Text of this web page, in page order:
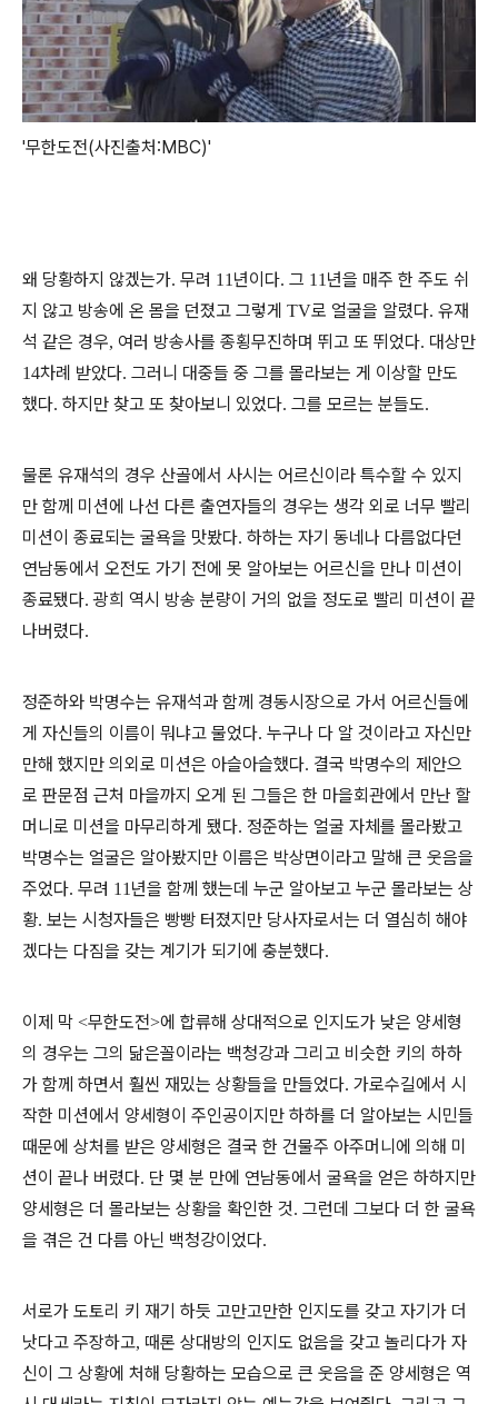
'무한도전(사진출처:MBC)'
왜 당황하지 않겠는가. 무려 11 년이다. 그 11 년을 매주 한 주도 쉬
지 않고 방송에 온 몸을 던졌고 그렇게 TV로 얼굴을 알렸다. 유재
석 같은 경우, 여러 방송사를 종횡무진하며 뛰고 또 뛰었다. 대상만
14차례 받았다. 그러니 대중들 중 그를 몰라보는 게 이상할 만도
했다. 하지만 찾고 또 찾아보니 있었다. 그를 모르는 분들도.
물론 유재석의 경우 산골에서 사시는 어르신이라 특수할 수 있지
만 함께 미션에 나선 다른 출연자들의 경우는 생각 외로 너무 빨리
미션이 종료되는 굴욕을 맛봤다. 하하는 자기 동네나 다름없다던
연남동에서 오전도 가기 전에 못 알아보는 어르신을 만나 미션이
종료됐다.광희 역시 방송 분량이 거의 없을 정도로 빨리 미션이 끝
나버렸다.
정준하와 박명수는 유재석과 함께 경동시장으로 가서 어르신들에
게 자신들의 이름이 뭐냐고 물었다. 누구나 다 알 것이라고 자신만
만해 했지만 의외로 미션은 아슬아슬했다. 결국 박명수의 제안으
로 판문점 근처 마을까지 오게 된 그들은 한 마을회관에서 만난 할
머니로 미션을 마무리하게 됐다. 정준하는 얼굴 자체를 몰라봤고
박명수는 얼굴은 알아봤지만 이름은 박상면이라고 말해 큰 웃음을
주었다. 무려 11 년을 함께 했는데 누군 알아보고 누군 몰라보는 상
황. 보는 시청자들은 빵빵 터졌지만 당사자로서는 더 열심히 해야
겠다는 다짐을 갖는 계기가 되기에 충분했다.
이제 막 <무한도전>에 합류해 상대적으로 인지도가 낮은 양세형
의 경우는 그의 닮은꼴이라는 백청강과 그리고 비슷한 키의 하하
가 함께 하면서 훨씬 재밌는 상황들을 만들었다. 가로수길에서 시
작한 미션에서 양세형이 주인공이지만 하하를 더 알아보는 시민들
때문에 상처를 받은 양세형은 결국 한 건물주 아주머니에 의해 미
션이 끝나 버렸다. 단 몇 분 만에 연남동에서 굴욕을 얻은 하하지만
양세형은 더 몰라보는 상황을 확인한 것. 그런데 그보다 더 한 굴욕
을 겪은 건 다름 아닌 백청강이었다.
서로가 도토리 키 재기 하듯 고만고만한 인지도를 갖고 자기가 더
낫다고 주장하고, 때론 상대방의 인지도 없음을 갖고 놀리다가 자
신이 그 상황에 처해 당황하는 모습으로 큰 웃음을 준 양세형은 역